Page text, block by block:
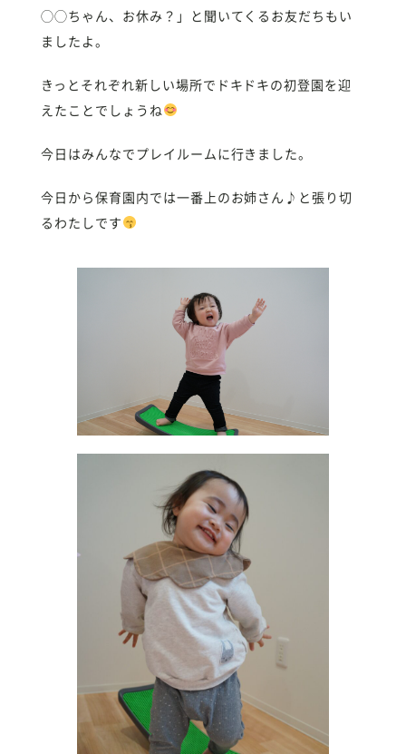
◯◯ちゃん、お休み？」と聞いてくるお友だちもい
ましたよ。
きっとそれぞれ新しい場所でドキドキの初登園を迎
えたことでしょうね
今日はみんなでプレイルームに行きました。
今日から保育園内では一番上のお姉さん♪と張り切
るわたしです